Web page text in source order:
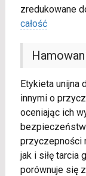
zredukowane
całość
Etykieta unijna
innymi o
oceniając ich
przyczepności
jak i siłę tarcia
porównuje się